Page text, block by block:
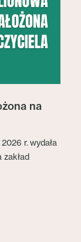
na
r. wydała
zakład